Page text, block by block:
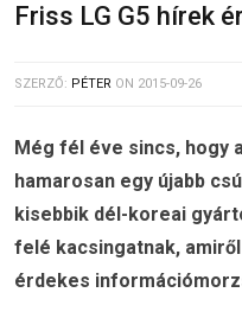
Friss LG G5 hírek
SZERZŐ: PÉTER ON 2015-09-26
Még fél éve sincs, hogy
hamarosan egy újabb
kisebbik dél-koreai
felé kacsingatnak,
érdekes